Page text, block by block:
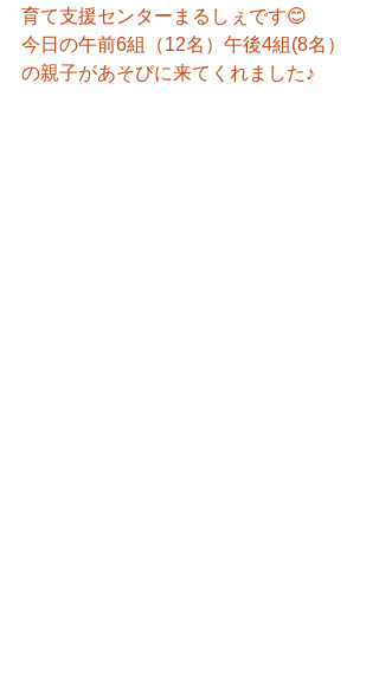
育て支援センターまるしぇです😊
今日の午前6組（12名）午後4組(8名）
の親子があそびに来てくれました♪